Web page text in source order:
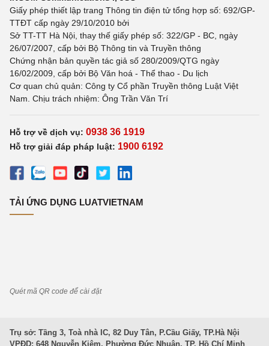
Giấy phép thiết lập trang Thông tin điện tử tổng hợp số: 692/GP-
TTĐT cấp ngày 29/10/2010 bởi
Sở TT-TT Hà Nội, thay thế giấy phép số: 322/GP - BC, ngày
26/07/2007, cấp bởi Bộ Thông tin và Truyền thông
Chứng nhận bản quyền tác giả số 280/2009/QTG ngày
16/02/2009, cấp bởi Bộ Văn hoá - Thể thao - Du lịch
Cơ quan chủ quản: Công ty Cổ phần Truyền thông Luật Việt
Nam. Chịu trách nhiệm: Ông Trần Văn Trí
Hỗ trợ về dịch vụ: 0938 36 1919
Hỗ trợ giải đáp pháp luật: 1900 6192
TẢI ỨNG DỤNG LUATVIETNAM
Quét mã QR code để cài đặt
Trụ sở: Tầng 3, Toà nhà IC, 82 Duy Tân, P.Cầu Giấy, TP.Hà Nội
VPĐD: 648 Nguyễn Kiệm, Phường Đức Nhuận, TP. Hồ Chí Minh